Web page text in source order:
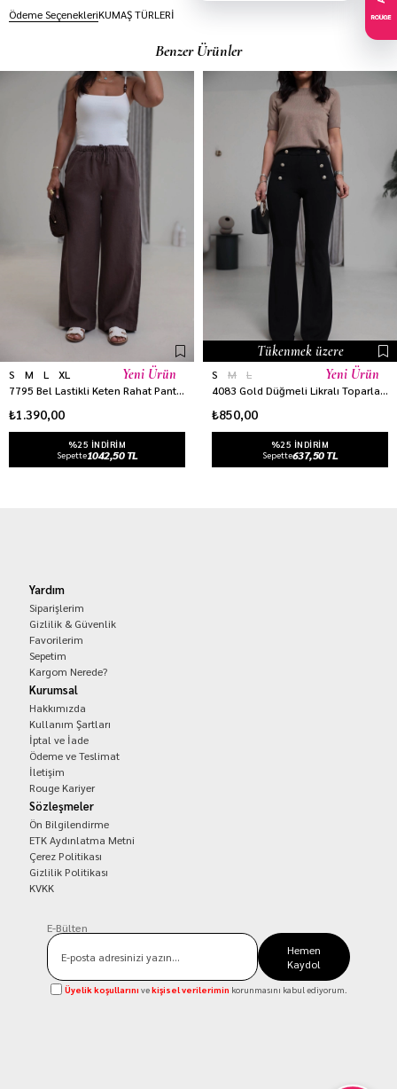
Ödeme SeçenekleriKUMAŞ TÜRLERİ
Benzer Ürünler
S M L
XL
7795 Bel Lastikli Keten Rahat Pantolon KAHVE
₺1.390,00
%25 INDIRIM
Sepette1042,50 TL
Yeni Ürün
Tükenmek üzere
S M
L
4083 Gold Düğmeli Likralı Toparlayıcı İspanyol Pantolon SİYAH
₺850,00
%25 INDIRIM
Sepette637,50 TL
Yeni Ürün
Yardım
Siparişlerim
Gizlilik & Güvenlik
Favorilerim
Sepetim
Kargom Nerede?
Kurumsal
Hakkımızda
Kullanım Şartları
İptal ve İade
Ödeme ve Teslimat
İletişim
Rouge Kariyer
Sözleşmeler
Ön Bilgilendirme
ETK Aydınlatma Metni
Çerez Politikası
Gizlilik Politikası
KVKK
E-Bülten
Hemen
Kaydol
Üyelik koşullarını vekişisel verilerimin korunmasını kabul ediyorum.